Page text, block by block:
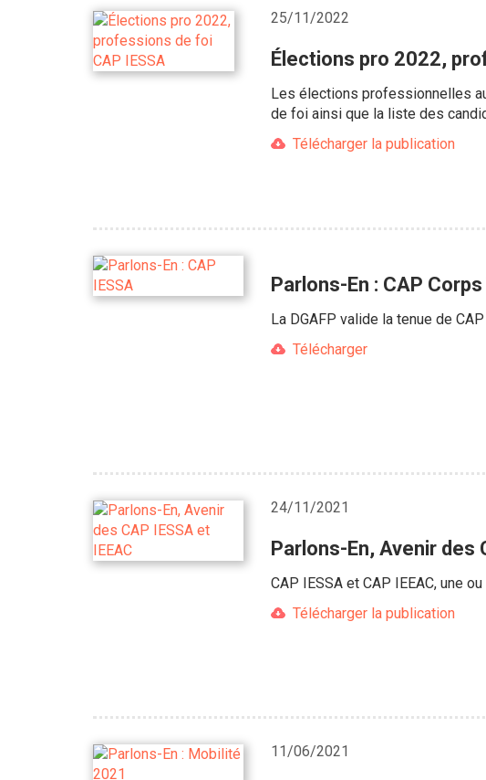
25/11/2022
Élections pro 2022,
Les élections professionnelles
de foi ainsi que la liste des
Télécharger la publication
Parlons-En : CAP
La DGAFP valide la tenue de
Télécharger
24/11/2021
Parlons-En, Avenir des
CAP IESSA et CAP IEEAC, une
Télécharger la publication
11/06/2021